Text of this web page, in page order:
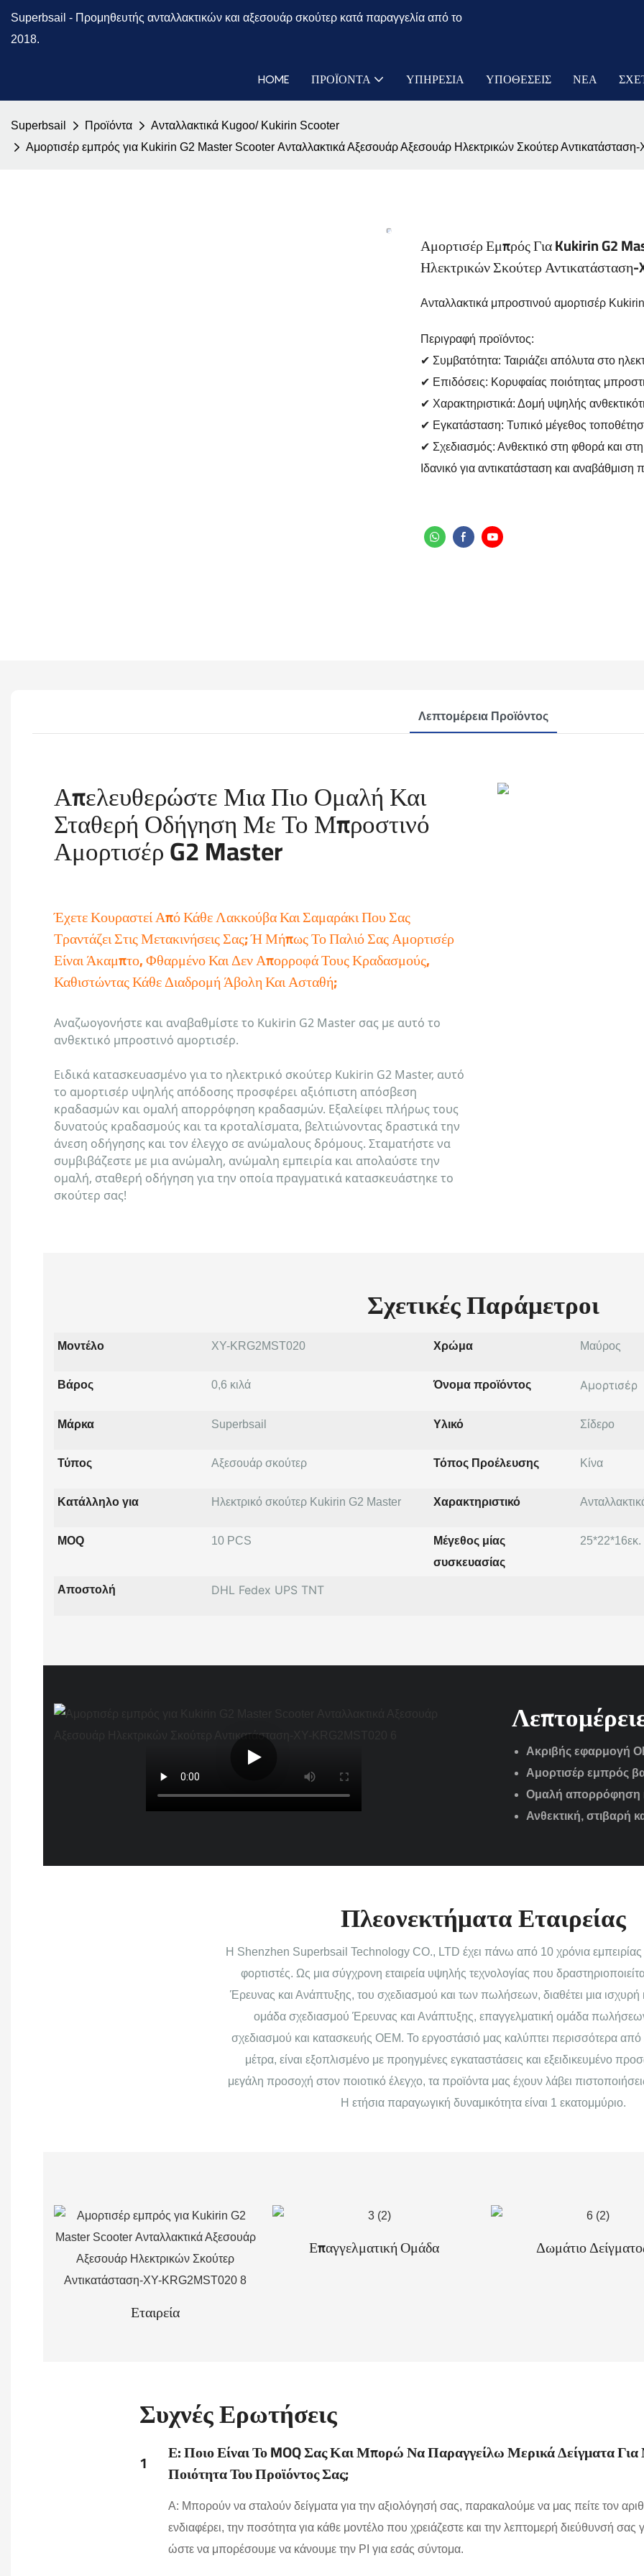
Superbsail - Προμηθευτής ανταλλακτικών και αξεσουάρ σκούτερ κατά παραγγελία από το
2018.
HOME ΠΡΟΪΌΝΤΑ ΥΠΗΡΕΣΊΑ ΥΠΟΘΈΣΕΙΣ ΝΈΑ
Superbsail Προϊόντα
Ανταλλακτικά Kugoo/ Kukirin Scooter
Αμορτισέρ εμπρός για Kukirin G2 Master Scooter Ανταλλακτικά Αξεσουάρ Αξεσουάρ Ηλεκτρικών Σκούτερ
Αμορτισέρ Εμπρός Για Kukirin G2
Ηλεκτρικών Σκούτερ
Ανταλλακτικά μπροστινού αμορτισέρ
Περιγραφή προϊόντος:
✔ Συμβατότητα: Ταιριάζει απόλυτα στο
✔ Επιδόσεις: Κορυφαίας ποιότητας
✔ Χαρακτηριστικά: Δομή υψηλής
✔ Εγκατάσταση: Τυπικό μέγεθος
✔ Σχεδιασμός: Ανθεκτικό στη φθορά και
Ιδανικό για αντικατάσταση και
Λεπτομέρεια Προϊόντος
Απελευθερώστε Μια Πιο Ομαλή Και
Σταθερή Οδήγηση Με Το Μπροστινό
Αμορτισέρ G2 Master
Έχετε Κουραστεί Από Κάθε Λακκούβα Και Σαμαράκι Που Σας
Τραντάζει Στις Μετακινήσεις Σας; Ή Μήπως Το Παλιό Σας Αμορτισέρ
Είναι Άκαμπτο, Φθαρμένο Και Δεν Απορροφά Τους Κραδασμούς,
Καθιστώντας Κάθε Διαδρομή Άβολη Και Ασταθή;
Αναζωογονήστε και αναβαθμίστε το Kukirin G2 Master σας με αυτό το
ανθεκτικό μπροστινό αμορτισέρ.
Ειδικά κατασκευασμένο για το ηλεκτρικό σκούτερ Kukirin G2 Master, αυτό
το αμορτισέρ υψηλής απόδοσης προσφέρει αξιόπιστη απόσβεση
κραδασμών και ομαλή απορρόφηση κραδασμών. Εξαλείφει πλήρως τους
δυνατούς κραδασμούς και τα κροταλίσματα, βελτιώνοντας δραστικά την
άνεση οδήγησης και τον έλεγχο σε ανώμαλους δρόμους. Σταματήστε να
συμβιβάζεστε με μια ανώμαλη, ανώμαλη εμπειρία και απολαύστε την
ομαλή, σταθερή οδήγηση για την οποία πραγματικά κατασκευάστηκε το
σκούτερ σας!
Σχετικές Παράμετροι
Μοντέλο XY-KRG2MST020 Χρώμα Μαύρος
Βάρος 0,6 κιλά Όνομα προϊόντος Αμορτισέρ
Μάρκα Superbsail Υλικό Σίδερο
Τύπος Αξεσουάρ σκούτερ Τόπος Προέλευσης Κίνα
Κατάλληλο για Ηλεκτρικό σκούτερ Kukirin G2 Master Χαρακτηριστικό
MOQ 10 PCS
Μέγεθος μίας
συσκευασίας
25*22*16εκ.
Αποστολή DHL Fedex UPS TNT
Ακριβής εφαρμογή
Αμορτισέρ εμπρός
Ομαλή απορρόφηση
Ανθεκτική, στιβαρή
Πλεονεκτήματα Εταιρείας
Η Shenzhen Superbsail Technology CO., LTD έχει πάνω από 10 χρόνια
φορτιστές. Ως μια σύγχρονη εταιρεία υψηλής τεχνολογίας που
Έρευνας και Ανάπτυξης, του σχεδιασμού και των πωλήσεων, διαθέτει μια
ομάδα σχεδιασμού Έρευνας και Ανάπτυξης, επαγγελματική ομάδα πωλήσεων
σχεδιασμού και κατασκευής OEM. Το εργοστάσιό μας καλύπτει περισσότερα
μέτρα, είναι εξοπλισμένο με προηγμένες εγκαταστάσεις και εξειδικευμένο
μεγάλη προσοχή στον ποιοτικό έλεγχο, τα προϊόντα μας έχουν λάβει
Η ετήσια παραγωγική δυναμικότητα είναι 1 εκατομμύριο.
Εταιρεία
Επαγγελματική Ομάδα Δωμάτιο
Συχνές Ερωτήσεις
1
Ε: Ποιο Είναι Το MOQ Σας Και Μπορώ Να Παραγγείλω Μερικά Δείγματα
Ποιότητα Του Προϊόντος Σας;
Α: Μπορούν να σταλούν δείγματα για την αξιολόγησή σας, παρακαλούμε να μας πείτε τον
ενδιαφέρει, την ποσότητα για κάθε μοντέλο που χρειάζεστε και την λεπτομερή διεύθυνσή σας
ώστε να μπορέσουμε να κάνουμε την PI για εσάς σύντομα.